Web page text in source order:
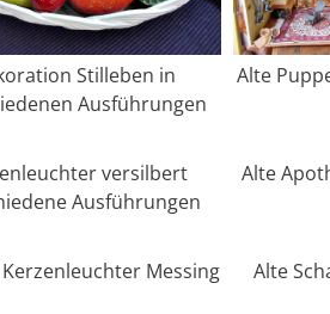
Stilleben in
Ausführungen
Alte
versilbert
Ausführungen
Alte
Messing
Alte